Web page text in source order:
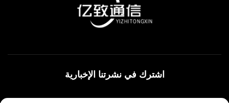
اشترك في نشرتنا الإخبارية